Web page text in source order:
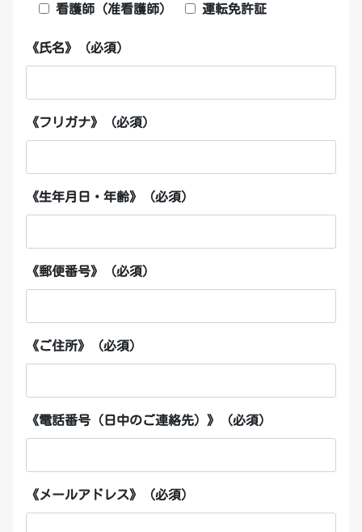
看護師（准看護師）
運転免許証
《氏名》 (必須)
《フリガナ》 (必須)
《生年月日・年齢》 (必須)
《郵便番号》 (必須)
《ご住所》 (必須)
《電話番号（日中のご連絡先）》 (必須)
《メールアドレス》 (必須)